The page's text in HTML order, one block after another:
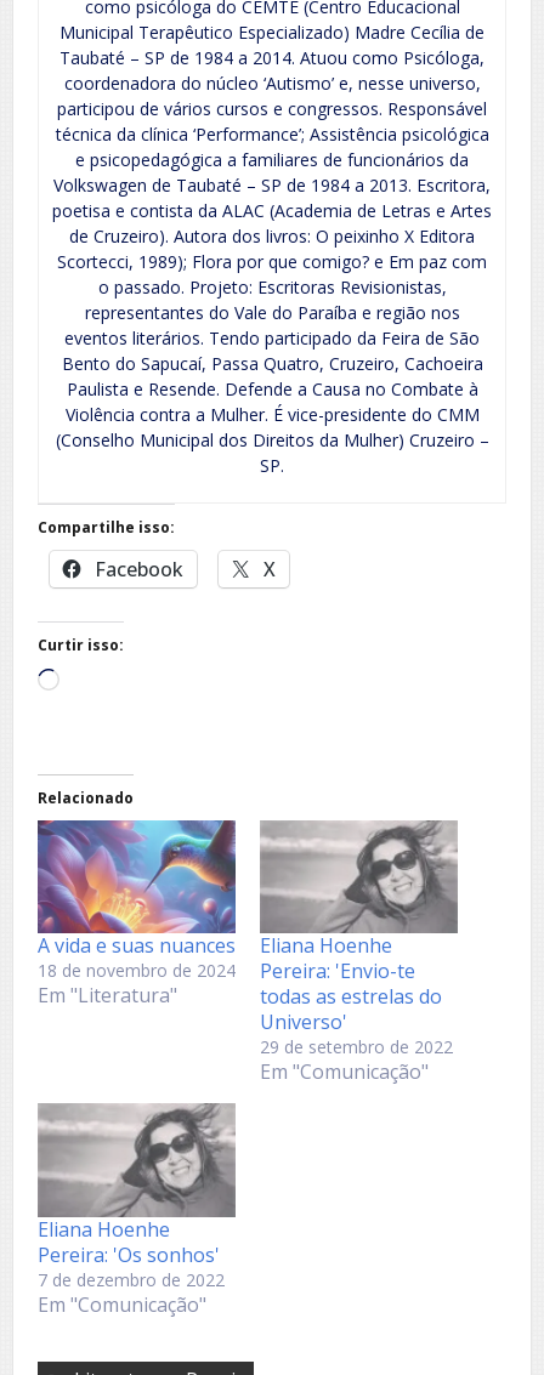
como psicóloga do CEMTE (Centro Educacional
Municipal Terapêutico Especializado) Madre Cecília de
Taubaté – SP de 1984 a 2014. Atuou como Psicóloga,
coordenadora do núcleo ‘Autismo’ e, nesse universo,
participou de vários cursos e congressos. Responsável
técnica da clínica ‘Performance’; Assistência psicológica
e psicopedagógica a familiares de funcionários da
Volkswagen de Taubaté – SP de 1984 a 2013. Escritora,
poetisa e contista da ALAC (Academia de Letras e Artes
de Cruzeiro). Autora dos livros: O peixinho X Editora
Scortecci, 1989); Flora por que comigo? e Em paz com
o passado. Projeto: Escritoras Revisionistas,
representantes do Vale do Paraíba e região nos
eventos literários. Tendo participado da Feira de São
Bento do Sapucaí, Passa Quatro, Cruzeiro, Cachoeira
Paulista e Resende. Defende a Causa no Combate à
Violência contra a Mulher. É vice-presidente do CMM
(Conselho Municipal dos Direitos da Mulher) Cruzeiro –
SP.
Compartilhe isso:
Facebook X
Curtir isso:
Carregando...
Relacionado
A vida e suas nuances
18 de novembro de 2024
Em "Literatura"
Eliana Hoenhe
Pereira: 'Envio-te
todas as estrelas do
Universo'
29 de setembro de 2022
Em "Comunicação"
Eliana Hoenhe
Pereira: 'Os sonhos'
7 de dezembro de 2022
Em "Comunicação"